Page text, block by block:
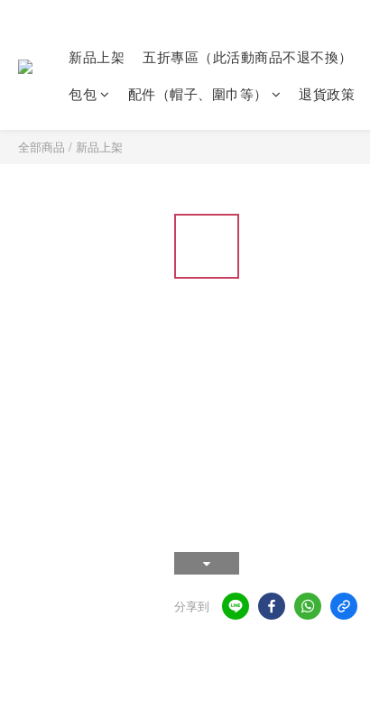
新品上架 五折專區（此活動商品不退不換）
包包
配件（帽子、圍巾等） 退貨政策
全部商品 / 新品上架
分享到